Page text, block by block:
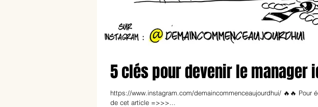
5 clés pour devenir le manager
https://www.instagram.com/demaincommenceaujourdhui/ 🔥🔥 Pour
de cet article =>>>...